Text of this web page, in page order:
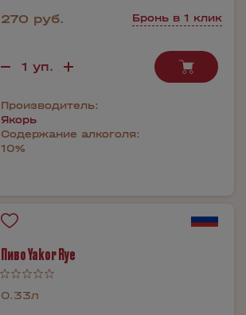
270 руб. Бронь в 1 клик
Производитель:
Якорь
Содержание алкоголя:
10%
Пиво Yakor Rye
0.33л